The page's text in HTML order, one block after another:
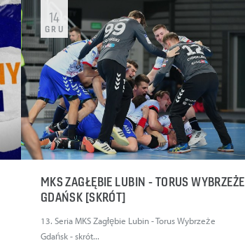
MKS ZAGŁĘBIE LUBIN - TORUS WYBRZEŻE
GDAŃSK [SKRÓT]
13. Seria MKS Zagłębie Lubin - Torus Wybrzeże
Gdańsk - skrót...
14
GRU